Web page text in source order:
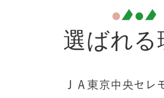
選ばれる
ＪＡ東京中央セレ